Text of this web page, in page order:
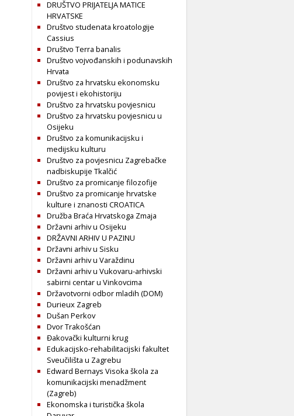
DRUŠTVO PRIJATELJA MATICE
HRVATSKE
Društvo studenata kroatologije
Cassius
Društvo Terra banalis
Društvo vojvođanskih i podunavskih
Hrvata
Društvo za hrvatsku ekonomsku
povijest i ekohistoriju
Društvo za hrvatsku povjesnicu
Društvo za hrvatsku povjesnicu u
Osijeku
Društvo za komunikacijsku i
medijsku kulturu
Društvo za povjesnicu Zagrebačke
nadbiskupije Tkalčić
Društvo za promicanje filozofije
Društvo za promicanje hrvatske
kulture i znanosti CROATICA
Družba Braća Hrvatskoga Zmaja
Državni arhiv u Osijeku
DRŽAVNI ARHIV U PAZINU
Državni arhiv u Sisku
Državni arhiv u Varaždinu
Državni arhiv u Vukovaru-arhivski
sabirni centar u Vinkovcima
Državotvorni odbor mladih (DOM)
Durieux Zagreb
Dušan Perkov
Dvor Trakošćan
Đakovački kulturni krug
Edukacijsko-rehabilitacijski fakultet
Sveučilišta u Zagrebu
Edward Bernays Visoka škola za
komunikacijski menadžment
(Zagreb)
Ekonomska i turistička škola